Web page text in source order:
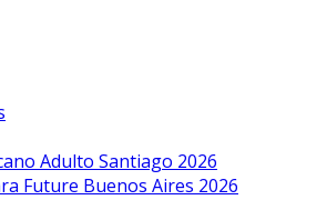
Adulto Santiago 2026
Future Buenos Aires 2026